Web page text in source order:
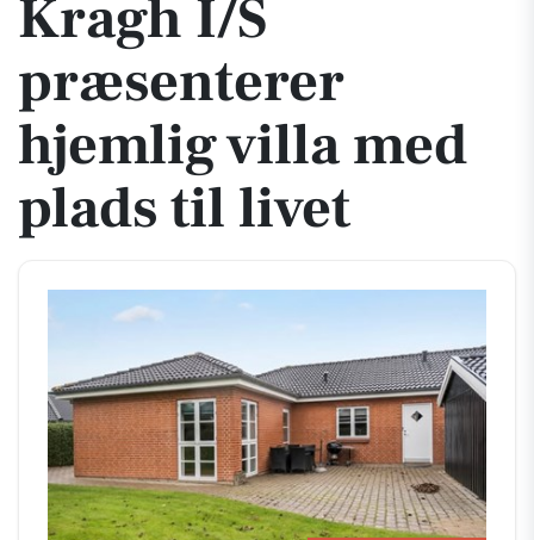
Kragh I/S
præsenterer
hjemlig villa med
plads til livet